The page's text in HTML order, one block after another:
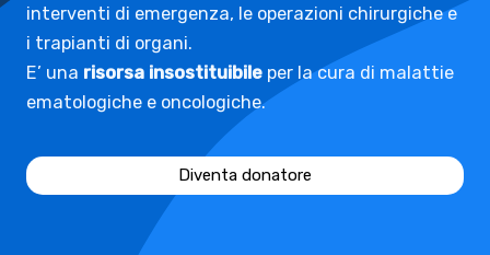
interventi di emergenza, le operazioni chirurgiche e
i trapianti di organi.
E’ una risorsa insostituibile per la cura di malattie
ematologiche e oncologiche.
Diventa donatore